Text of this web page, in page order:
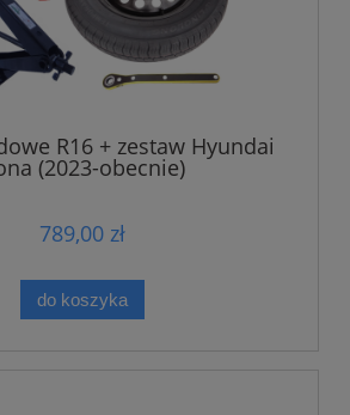
R16 + zestaw Hyundai
(2023-obecnie)
789,00 zł
do koszyka